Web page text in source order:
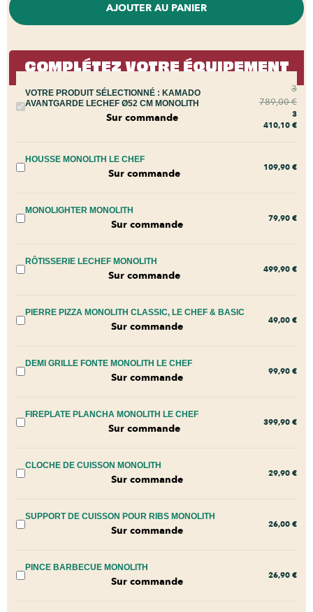
AJOUTER AU PANIER
COMPLÉTEZ VOTRE ÉQUIPEMENT
VOTRE PRODUIT SÉLECTIONNÉ : KAMADO
AVANTGARDE LECHEF Ø52 CM MONOLITH
Sur commande
3
789,00€
3
410,10 €
HOUSSE MONOLITH LE CHEF
Sur commande 109,90 €
MONOLIGHTER MONOLITH
Sur commande 79,90 €
RÔTISSERIE LECHEF MONOLITH
Sur commande 499,90 €
PIERRE PIZZA MONOLITH CLASSIC, LE CHEF & BASIC
Sur commande 49,00 €
DEMI GRILLE FONTE MONOLITH LE CHEF
Sur commande 99,90 €
FIREPLATE PLANCHA MONOLITH LE CHEF
Sur commande 399,90 €
CLOCHE DE CUISSON MONOLITH
Sur commande 29,90 €
SUPPORT DE CUISSON POUR RIBS MONOLITH
Sur commande 26,00 €
PINCE BARBECUE MONOLITH
Sur commande 26,90 €